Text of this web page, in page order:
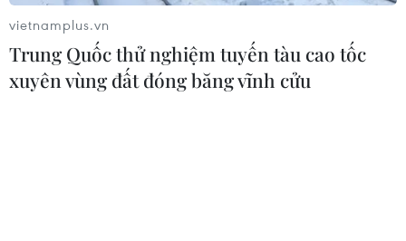
người thiệt mạng
04/08/2026 23:09
vietnamplus.vn
Trung Quốc thử nghiệm tuyến tàu cao tốc
xuyên vùng đất đóng băng vĩnh cửu